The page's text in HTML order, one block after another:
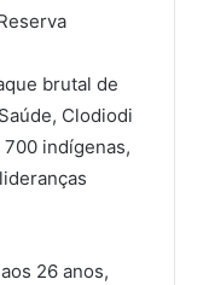
brutal de
Clodiodi
indígenas,
26 anos,